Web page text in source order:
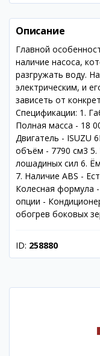
Описание
Главной
наличие насоса,
разгружать воду.
электрическим, и
зависеть от
Спецификации: 1.
Полная масса - 18
Двигатель - ISUZU
объём - 7790 см3 5.
лошадиных сил 6.
7. Наличие ABS -
Колесная формула
опции -
обогрев боковых
ID: 258880